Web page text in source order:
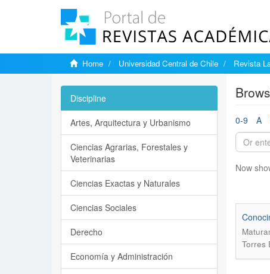
Home Universidad Central de Chile Revista
0-9 A
Now
Torres
Discipline
Artes, Arquitectura y Urbanismo
Ciencias Agrarias, Forestales y
Veterinarias
Ciencias Exactas y Naturales
Ciencias Sociales
Derecho
Economía y Administración